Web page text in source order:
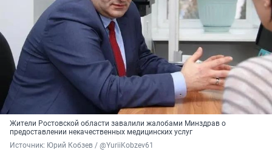
Жители Ростовской области завалили жалобами Минздрав о
предоставлении некачественных медицинских услуг
Источник: Юрий Кобзев / @YuriiKobzev61